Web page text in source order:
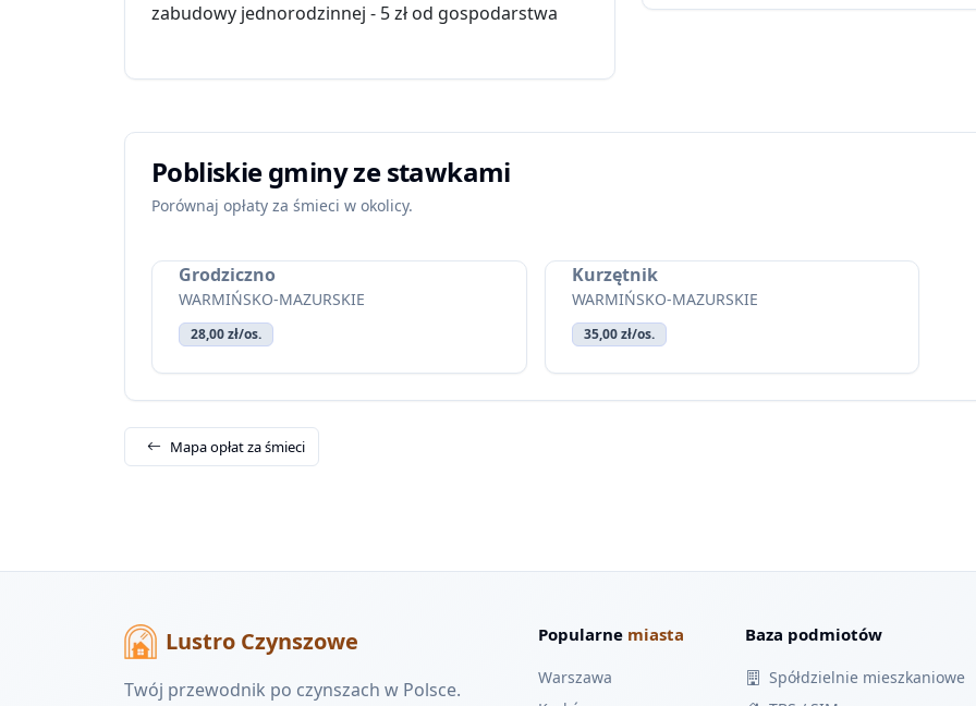
zabudowy jednorodzinnej - 5 zł od gospodarstwa
Pobliskie gminy ze stawkami
Porównaj opłaty za śmieci w okolicy.
Grodziczno
WARMIŃSKO-MAZURSKIE
28,00 zł/os.
Kurzętnik
WARMIŃSKO-MAZURSKIE
35,00 zł/os.
Mapa opłat za śmieci
Lustro Czynszowe
Twój przewodnik po czynszach w Polsce.
Popularne miasta
Warszawa
Baza podmiotów
Spółdzielnie mieszkaniowe